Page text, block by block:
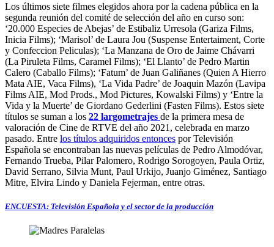
Los últimos siete filmes elegidos ahora por la cadena pública en la
segunda reunión del comité de selección del año en curso son:
‘20.000 Especies de Abejas’ de Estibaliz Urresola (Gariza Films,
Inicia Films); ‘Marisol’ de Laura Jou (Suspense Entertaiment, Corte
y Confeccion Peliculas); ‘La Manzana de Oro de Jaime Chávarri
(La Piruleta Films, Caramel Films); ‘El Llanto’ de Pedro Martin
Calero (Caballo Films); ‘Fatum’ de Juan Galiñanes (Quien A Hierro
Mata AIE, Vaca Films), ‘La Vida Padre’ de Joaquin Mazón (Lavipa
Films AIE, Mod Prods., Mod Pictures, Kowalski Films) y ‘Entre la
Vida y la Muerte’ de Giordano Gederlini (Fasten Films). Estos siete
títulos se suman a los 22 largometrajes de la primera mesa de
valoración de Cine de RTVE del año 2021, celebrada en marzo
pasado. Entre los títulos adquiridos entonces por Televisión
Española se encontraban las nuevas películas de Pedro Almodóvar,
Fernando Trueba, Pilar Palomero, Rodrigo Sorogoyen, Paula Ortiz,
David Serrano, Silvia Munt, Paul Urkijo, Juanjo Giménez, Santiago
Mitre, Elvira Lindo y Daniela Fejerman, entre otras.
ENCUESTA: Televisión Española y el sector de la producción